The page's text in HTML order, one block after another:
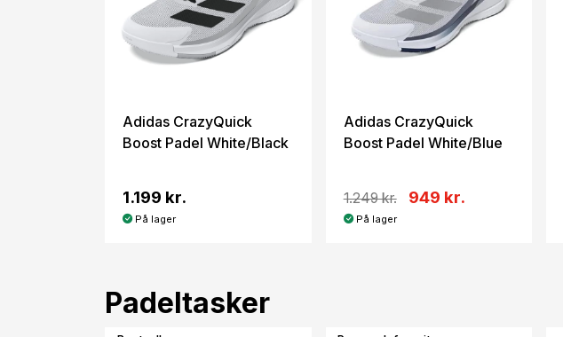
Adidas CrazyQuick
Boost Padel White/Black
1.199 kr.
På lager
Adidas CrazyQuick
Boost Padel White/Blue
1.249 kr. 949 kr.
På lager
Padeltasker